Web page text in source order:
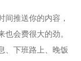
推送你的内容，
也会费很大的劲。
、下班路上、晚饭